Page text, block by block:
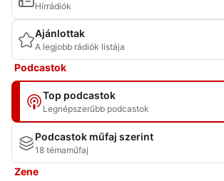
Hírrádiók
Ajánlottak
A legjobb rádiók listája
Podcastok
Top podcastok
Legnépszerűbb podcastok
Podcastok műfaj szerint
18 témaműfaj
Zene